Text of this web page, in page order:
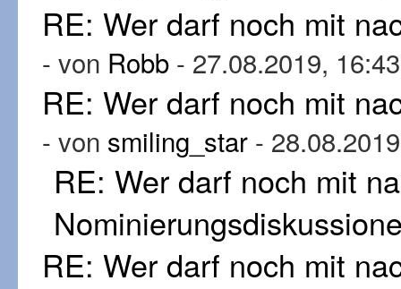
RE: Wer darf noch mit
- von Robb - 27.08.2019, 16:43
RE: Wer darf noch mit
- von smiling_star -
RE: Wer darf noch mit
RE: Wer darf noch mit